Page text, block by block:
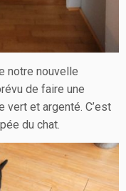
notre nouvelle
de faire une
vert et argenté. C’est
du chat.